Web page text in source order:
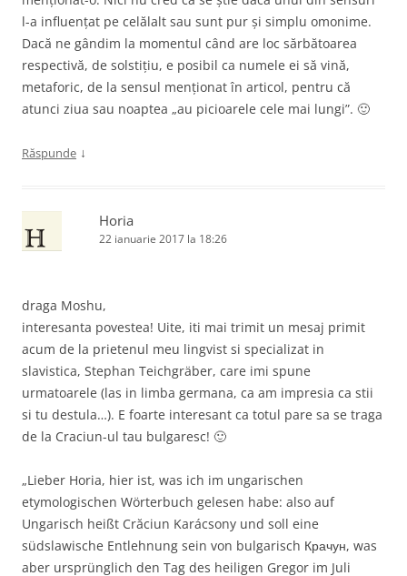
l-a influențat pe celălalt sau sunt pur și simplu omonime.
Dacă ne gândim la momentul când are loc sărbătoarea
respectivă, de solstițiu, e posibil ca numele ei să vină,
metaforic, de la sensul menționat în articol, pentru că
atunci ziua sau noaptea „au picioarele cele mai lungi”. 🙂
Răspunde ↓
Horia
22 ianuarie 2017 la 18:26
draga Moshu,
interesanta povestea! Uite, iti mai trimit un mesaj primit
acum de la prietenul meu lingvist si specializat in
slavistica, Stephan Teichgräber, care imi spune
urmatoarele (las in limba germana, ca am impresia ca stii
si tu destula…). E foarte interesant ca totul pare sa se traga
de la Craciun-ul tau bulgaresc! 🙂
„Lieber Horia, hier ist, was ich im ungarischen
etymologischen Wörterbuch gelesen habe: also auf
Ungarisch heißt Crăciun Karácsony und soll eine
südslawische Entlehnung sein von bulgarisch Крачун, was
aber ursprünglich den Tag des heiligen Gregor im Juli